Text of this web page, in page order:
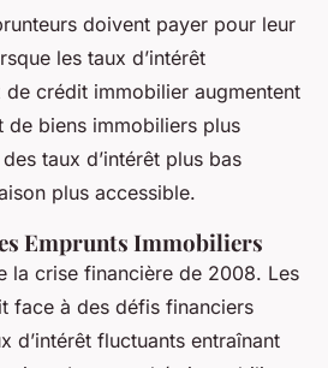
doivent payer pour leur
les taux d’intérêt
de crédit immobilier augmentent
de biens immobiliers plus
taux d’intérêt plus bas
plus accessible.
Emprunts Immobiliers
la crise financière de 2008. Les
face à des défis financiers
d’intérêt fluctuants entraînant